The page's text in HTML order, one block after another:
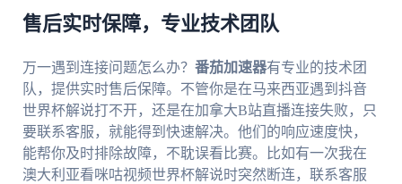
售后实时保障，专业技术团队
万一遇到连接问题怎么办？ 番茄加速器有专业的技术团
队，提供实时售后保障。不管你是在马来西亚遇到抖音
世界杯解说打不开，还是在加拿大B站直播连接失败，只
要联系客服，就能得到快速解决。他们的响应速度快，
能帮你及时排除故障，不耽误看比赛。比如有一次我在
澳大利亚看咪咕视频世界杯解说时突然断连，联系客服